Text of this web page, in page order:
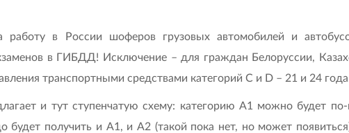
работу в России шоферов грузовых автомобилей и
в ГИБДД! Исключение – для граждан Белоруссии,
транспортными средствами категорий С и D – 21 и 24
и тут ступенчатую схему: категорию А1 можно будет
получить и А1, и А2 (такой пока нет, но может